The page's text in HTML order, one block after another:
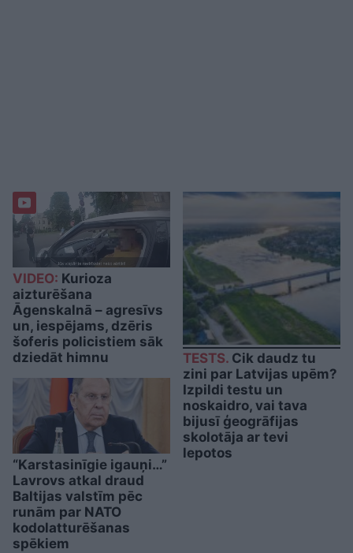
VIDEO: Kurioza
aizturēšana
Āgenskalnā – agresīvs
un, iespējams, dzēris
šoferis policistiem sāk
dziedāt himnu
“Karstasinīgie igauņi…”
Lavrovs atkal draud
Baltijas valstīm pēc
runām par NATO
kodolatturēšanas
spēkiem
TESTS. Cik daudz tu
zini par Latvijas upēm?
Izpildi testu un
noskaidro, vai tava
bijusī ģeogrāfijas
skolotāja ar tevi
lepotos